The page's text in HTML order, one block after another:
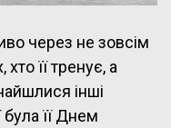
через не зовсім
її тренує, а
інші
була її Днем